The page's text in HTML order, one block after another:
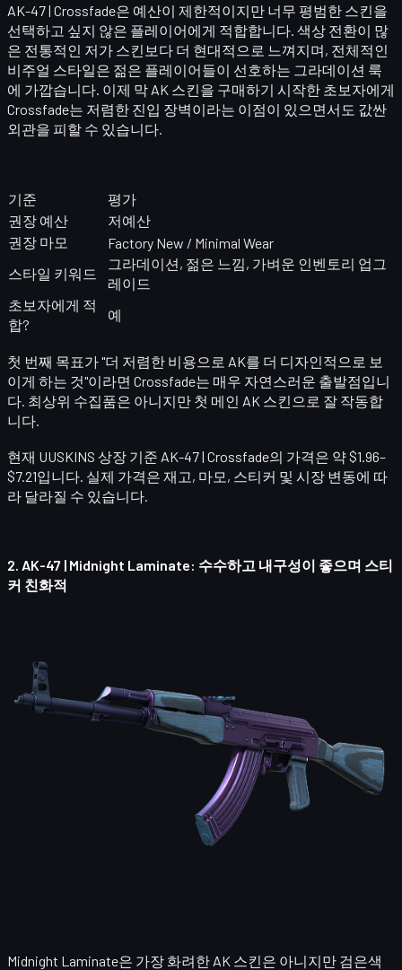
AK-47 | Crossfade은 예산이 제한적이지만 너무 평범한 스킨을
선택하고 싶지 않은 플레이어에게 적합합니다. 색상 전환이 많
은 전통적인 저가 스킨보다 더 현대적으로 느껴지며, 전체적인
비주얼 스타일은 젊은 플레이어들이 선호하는 그라데이션 룩
에 가깝습니다. 이제 막 AK 스킨을 구매하기 시작한 초보자에게
Crossfade는 저렴한 진입 장벽이라는 이점이 있으면서도 값싼
외관을 피할 수 있습니다.
기준
평가
권장 예산
저예산
권장 마모
Factory New / Minimal Wear
스타일 키워드
그라데이션, 젊은 느낌, 가벼운 인벤토리 업그
레이드
초보자에게 적
합?
예
첫 번째 목표가 "더 저렴한 비용으로 AK를 더 디자인적으로 보
이게 하는 것"이라면 Crossfade는 매우 자연스러운 출발점입니
다. 최상위 수집품은 아니지만 첫 메인 AK 스킨으로 잘 작동합
니다.
현재 UUSKINS 상장 기준 AK-47 | Crossfade의 가격은 약 $1.96–
$7.21입니다. 실제 가격은 재고, 마모, 스티커 및 시장 변동에 따
라 달라질 수 있습니다.
2. AK-47 | Midnight Laminate: 수수하고 내구성이 좋으며 스티
커 친화적
Midnight Laminate은 가장 화려한 AK 스킨은 아니지만 검은색